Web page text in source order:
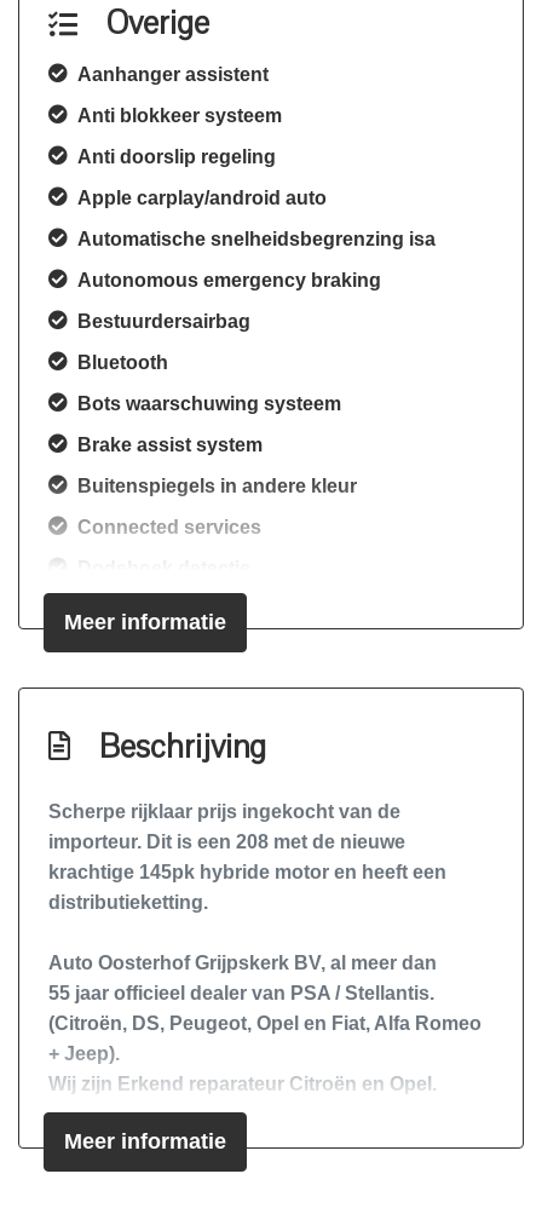
Overige
Aanhanger assistent
Anti blokkeer systeem
Anti doorslip regeling
Apple carplay/android auto
Automatische snelheidsbegrenzing isa
Autonomous emergency braking
Bestuurdersairbag
Bluetooth
Bots waarschuwing systeem
Brake assist system
Buitenspiegels in andere kleur
Connected services
Dodehoekdetectie met correctie
Draadloze telefoonlader
Elektronisch stabiliteits programma
Elektronische remkrachtverdeling
Hemelbekleding donker
Hoofd airbag(s) voor
Multimedia scherm standaard
Passagiersairbag
Rijstrooksensor met correctie
Volledig digitaal instrumentenpaneel
Meer informatie
Beschrijving
Scherpe rijklaar prijs ingekocht van de
importeur. Dit is een 208 met de nieuwe
krachtige 145pk hybride motor en heeft een
distributieketting.
Auto Oosterhof Grijpskerk BV, al meer dan
55 jaar officieel dealer van PSA / Stellantis.
(Citroën, DS, Peugeot, Opel en Fiat, Alfa Romeo
+ Jeep).
Wij zijn Erkend reparateur Citroën en Opel.
Financiering of verzekering nodig? Auto
Oosterhof regelt het voor u terwijl u wacht.
Meer informatie